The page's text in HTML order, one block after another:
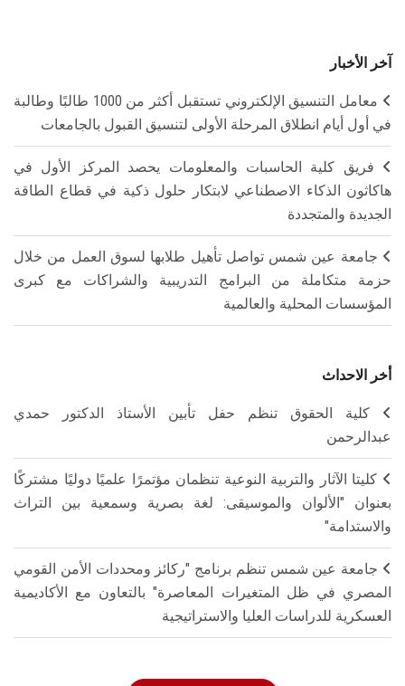
آخر الأخبار
معامل التنسيق الإلكتروني تستقبل أكثر من 1000 طالبًا وطالبة
في أول أيام انطلاق المرحلة الأولى لتنسيق القبول بالجامعات
فريق كلية الحاسبات والمعلومات يحصد المركز الأول في
هاكاثون الذكاء الاصطناعي لابتكار حلول ذكية في قطاع الطاقة
الجديدة والمتجددة
جامعة عين شمس تواصل تأهيل طلابها لسوق العمل من خلال
حزمة متكاملة من البرامج التدريبية والشراكات مع كبرى
المؤسسات المحلية والعالمية
أخر الاحداث
كلية الحقوق تنظم حفل تأبين الأستاذ الدكتور حمدي
عبدالرحمن
كليتا الآثار والتربية النوعية تنظمان مؤتمرًا علميًا دوليًا مشتركًا
بعنوان "الألوان والموسيقى: لغة بصرية وسمعية بين التراث
والاستدامة"
جامعة عين شمس تنظم برنامج "ركائز ومحددات الأمن القومي
المصري في ظل المتغيرات المعاصرة" بالتعاون مع الأكاديمية
العسكرية للدراسات العليا والاستراتيجية